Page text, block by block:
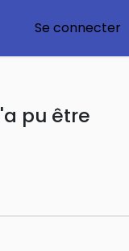
Se connecter
pu être